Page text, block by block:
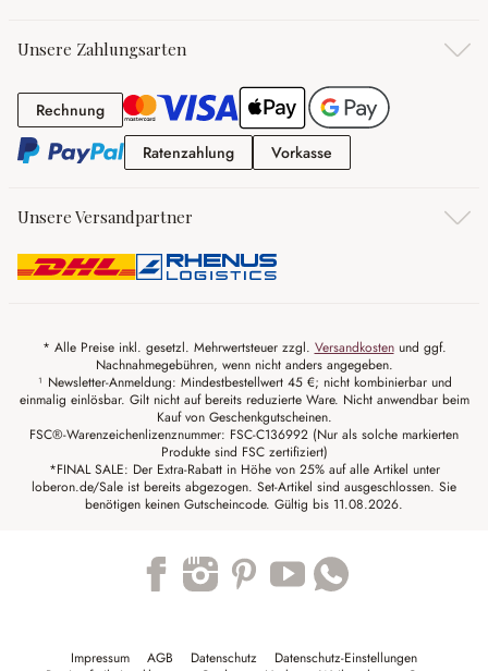
Unsere Zahlungsarten
RechnungRechnung
RatenzahlungRatenzahlung
Vorkasse
Unsere Versandpartner
* Alle Preise inkl. gesetzl. Mehrwertsteuer zzgl. Versandkostenund ggf.
Nachnahmegebühren, wenn nicht anders angegeben.
¹ Newsletter-Anmeldung: Mindestbestellwert 45 €; nicht kombinierbar und
einmalig einlösbar. Gilt nicht auf bereits reduzierte Ware. Nicht anwendbar beim
Kauf von Geschenkgutscheinen.
FSC®-Warenzeichenlizenznummer: FSC-C136992 (Nur als solche markierten
Produkte sind FSC zertifiziert)
*FINAL SALE: Der Extra-Rabatt in Höhe von 25% auf alle Artikel unter
loberon.de/Sale ist bereits abgezogen. Set-Artikel sind ausgeschlossen. Sie
benötigen keinen Gutscheincode. Gültig bis 11.08.2026.
Impressum AGB Datenschutz
Datenschutz-Einstellungen